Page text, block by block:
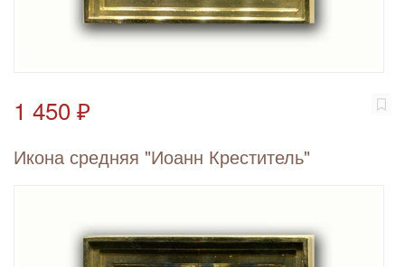
1 450 ₽
Икона средняя "Иоанн Креститель"